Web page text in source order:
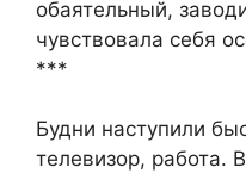
обаятельный,
чувствовала себя
***
Будни наступили
телевизор, работа.